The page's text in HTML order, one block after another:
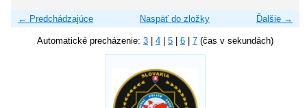
← Predchádzajúce Ďalšie →
Naspäť do zložky
Automatické precházenie: 3 4 5 6 7 (čas v sekundách)